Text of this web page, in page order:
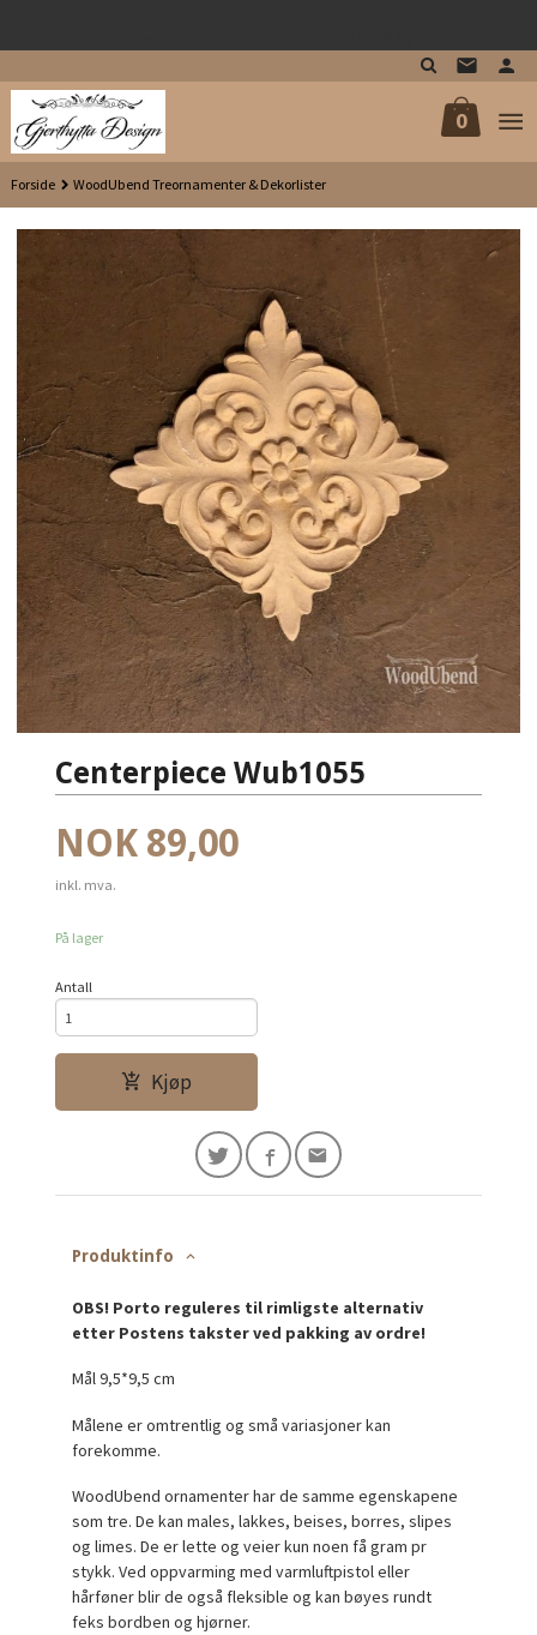
til
innholdet
0
Forside WoodUbend Treornamenter & Dekorlister
Centerpiece Wub1055
Pris
NOK 89,00
inkl. mva.
På lager
Antall
Kjøp
Produktinfo
OBS! Porto reguleres til rimligste alternativ
etter Postens takster ved pakking av ordre!
Mål 9,5*9,5 cm
Målene er omtrentlig og små variasjoner kan
forekomme.
WoodUbend ornamenter har de samme egenskapene
som tre. De kan males, lakkes, beises, borres, slipes
og limes. De er lette og veier kun noen få gram pr
stykk. Ved oppvarming med varmluftpistol eller
hårføner blir de også fleksible og kan bøyes rundt
feks bordben og hjørner.